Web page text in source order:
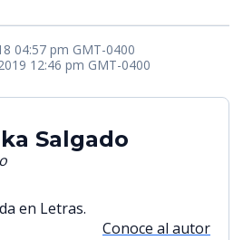
04:57 pm GMT-0400
12:46 pm GMT-0400
Salgado
en Letras.
Conoce al autor